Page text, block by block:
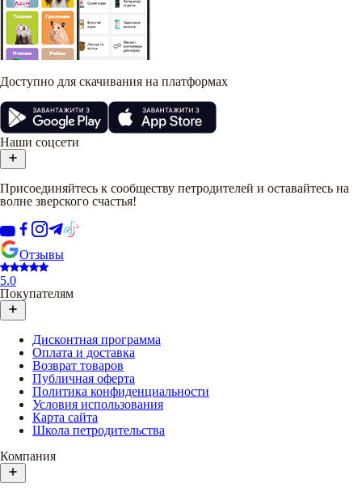
Доступно для скачивания на платформах
Наши соцсети
Присоединяйтесь к сообществу петродителей и оставайтесь на
волне зверского счастья!
Отзывы
5.0
Покупателям
Дисконтная программа
Оплата и доставка
Возврат товаров
Публичная оферта
Политика конфиденциальности
Условия использования
Карта сайта
Школа петродительства
Компания